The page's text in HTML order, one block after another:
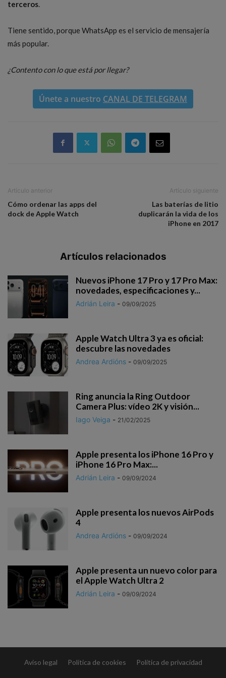
terceros
Tiene sentido, porque WhatsApp es el servicio de mensajería
más popular.
¿Contento con lo que está por llegar?
Únete a nuestro CANAL DE TELEGRAM
Artículo anterior
Cómo ordenar las apps del
dock de Apple Watch
Artículo siguiente
Las baterías de litio
duplicarán la vida de los
iPhone en 2017
Artículos relacionados
Nuevos iPhone 17 Pro y 17 Pro Max:
novedades, especificaciones y...
Adrián Leira - 09/09/2025
Apple Watch Ultra 3 ya es oficial:
descubre las novedades
Andrea Ardións - 09/09/2025
Ring anuncia la Ring Outdoor
Camera Plus: vídeo 2K y visión...
Iago Veiga - 21/02/2025
Apple presenta los iPhone 16 Pro y
iPhone 16 Pro Max:...
Adrián Leira - 09/09/2024
Apple presenta los nuevos AirPods
4
Andrea Ardións - 09/09/2024
Apple presenta un nuevo color para
el Apple Watch Ultra 2
Adrián Leira - 09/09/2024
Aviso legal Política de cookies Política de privacidad